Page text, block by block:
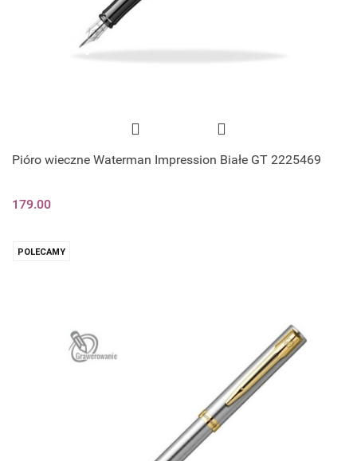
Pióro wieczne Waterman Impression Białe GT 2225469
179.00
POLECAMY